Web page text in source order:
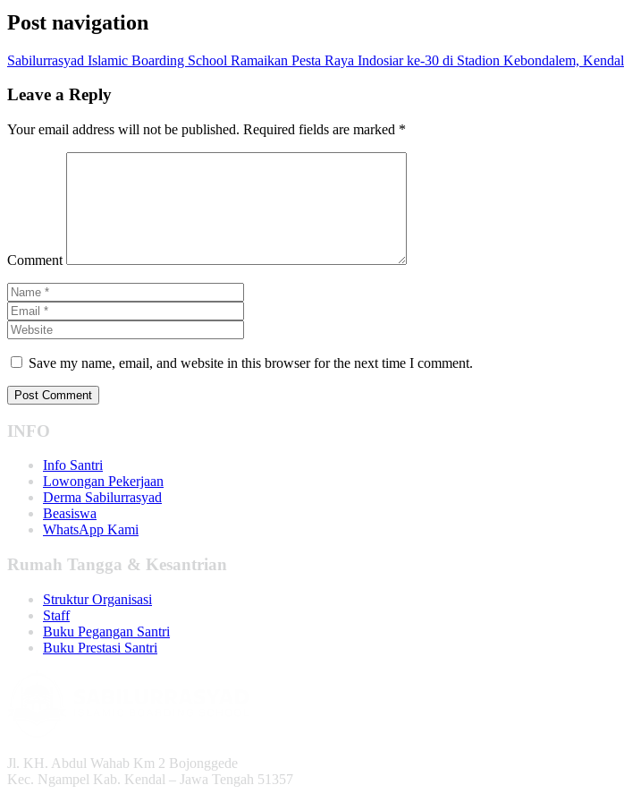
Post navigation
Sabilurrasyad Islamic Boarding School Ramaikan Pesta Raya Indosiar ke-30 di Stadion Kebondalem, Kendal
Leave a Reply
Your email address will not be published. Required fields are marked *
Comment
Save my name, email, and website in this browser for the next time I comment.
INFO
Info Santri
Lowongan Pekerjaan
Derma Sabilurrasyad
Beasiswa
WhatsApp Kami
Rumah Tangga & Kesantrian
Struktur Organisasi
Staff
Buku Pegangan Santri
Buku Prestasi Santri
Jl. KH. Abdul Wahab Km 2 Bojonggede
Kec. Ngampel Kab. Kendal – Jawa Tengah 51357